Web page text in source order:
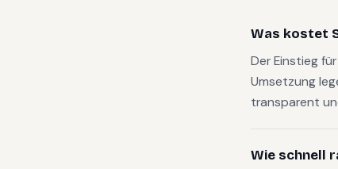
Was kostet
Der Einstieg
Umsetzung
transparent
Wie schnell